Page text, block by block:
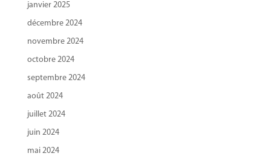
janvier 2025
décembre 2024
novembre 2024
octobre 2024
septembre 2024
août 2024
juillet 2024
juin 2024
mai 2024